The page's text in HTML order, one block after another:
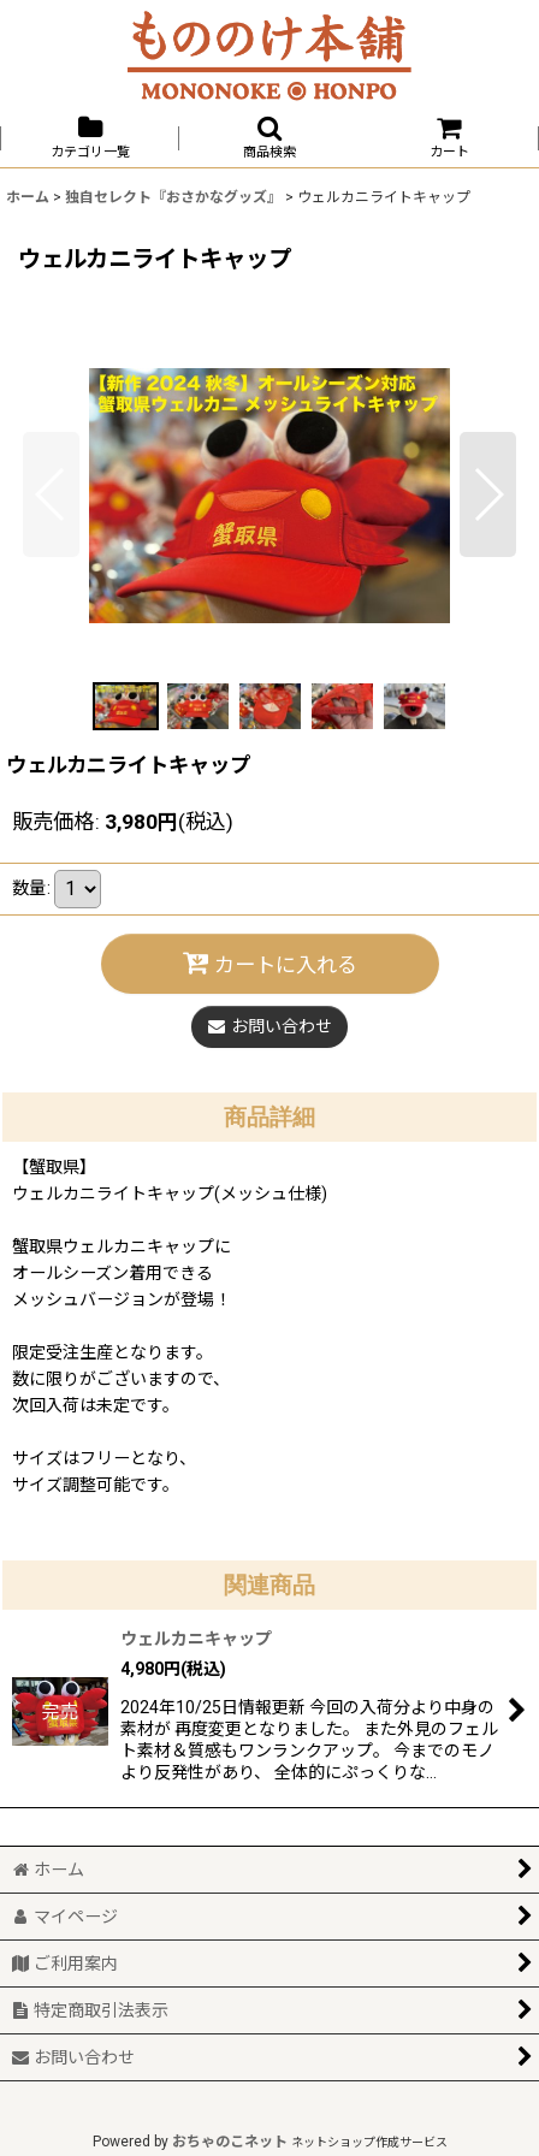
カテゴリ一覧 商品検索 カート
ホーム > 独自セレクト『おさかなグッズ』 > ウェルカニライトキャップ
ウェルカニライトキャップ
ウェルカニライトキャップ
販売価格: 3,980円(税込)
数量:
カートに入れる
お問い合わせ
商品詳細
【蟹取県】
ウェルカニライトキャップ(メッシュ仕様)
蟹取県ウェルカニキャップに
オールシーズン着用できる
メッシュバージョンが登場！
限定受注生産となります。
数に限りがございますので、
次回入荷は未定です。
サイズはフリーとなり、
サイズ調整可能です。
関連商品
ウェルカニキャップ
4,980円(税込)
2024年10/25日情報更新 今回の入荷分より中身の
素材が 再度変更となりました。 また外見のフェル
ト素材＆質感もワンランクアップ。 今までのモノ
より反発性があり、 全体的にぷっくりな…
ホーム
マイページ
ご利用案内
特定商取引法表示
お問い合わせ
Powered by おちゃのこネット ネットショップ作成サービス